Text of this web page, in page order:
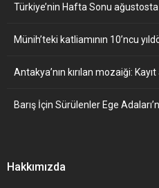
Türkiye’nin Hafta Sonu
Münih’teki katliamının 10’ncu
Antakya’nın kırılan mozaiği:
Barış İçin Sürülenler Ege
Hakkımızda